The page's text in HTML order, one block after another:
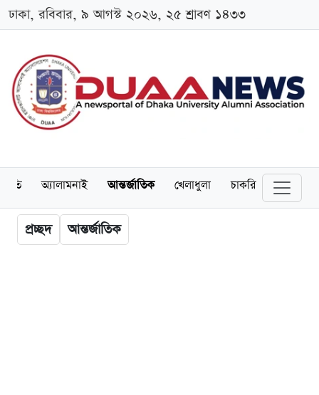
ঢাকা, রবিবার, ৯ আগস্ট ২০২৬, ২৫ শ্রাবণ ১৪৩৩
অ্যালামনাই আন্তর্জাতিক খেলাধুলা চাকরি স্কলারশিপ
প্রচ্ছদ আন্তর্জাতিক